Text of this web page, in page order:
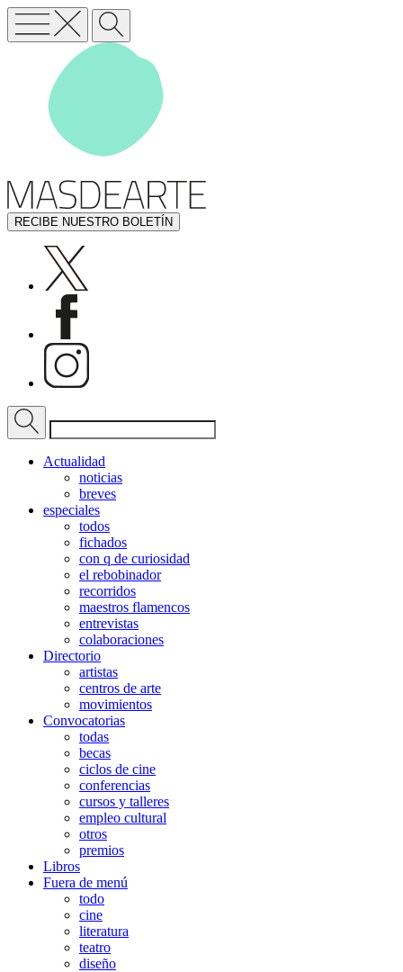
RECIBE NUESTRO BOLETÍN
Actualidad
noticias
breves
especiales
todos
fichados
con q de curiosidad
el rebobinador
recorridos
maestros flamencos
entrevistas
colaboraciones
Directorio
artistas
centros de arte
movimientos
Convocatorias
todas
becas
ciclos de cine
conferencias
cursos y talleres
empleo cultural
otros
premios
Libros
Fuera de menú
todo
cine
literatura
teatro
diseño